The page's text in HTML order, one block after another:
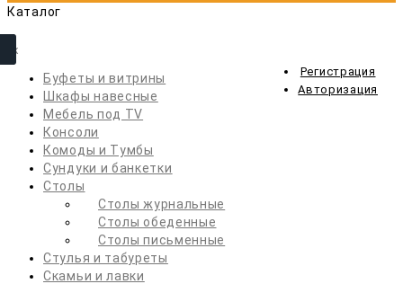
Регистрация
Авторизация
Каталог
Буфеты и витрины
Шкафы навесные
Мебель под ТV
Консоли
Комоды и Тумбы
Сундуки и банкетки
Столы
Столы журнальные
Столы обеденные
Столы письменные
Стулья и табуреты
Скамьи и лавки